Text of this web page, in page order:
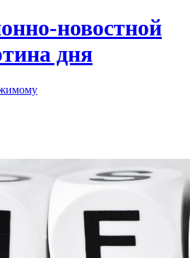
новостной
дня